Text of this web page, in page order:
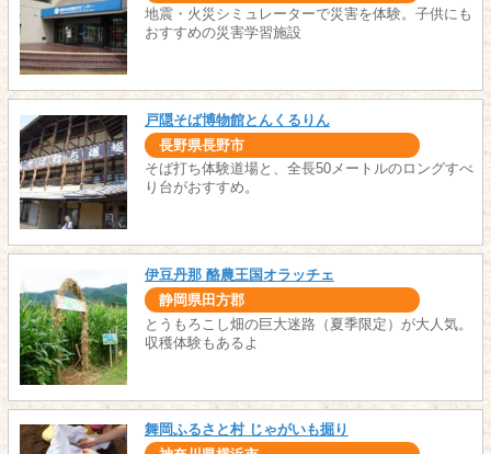
地震・火災シミュレーターで災害を体験。子供にも
おすすめの災害学習施設
戸隠そば博物館とんくるりん
長野県長野市
そば打ち体験道場と、全長50メートルのロングすべ
り台がおすすめ。
伊豆丹那 酪農王国オラッチェ
静岡県田方郡
とうもろこし畑の巨大迷路（夏季限定）が大人気。
収穫体験もあるよ
舞岡ふるさと村 じゃがいも掘り